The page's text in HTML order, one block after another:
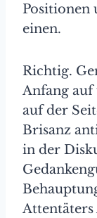
Positionen
einen.
Richtig.
Anfang
auf der
Brisanz
in der